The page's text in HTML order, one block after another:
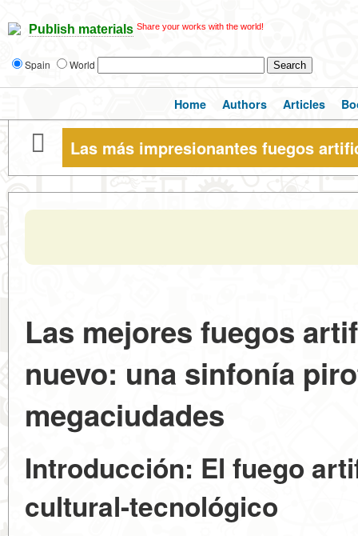
Publish materials Share your works with the world!
Spain World
Home Authors Articles
Las más impresionantes fuegos
Las mejores fuegos
nuevo: una sinfonía
megaciudades
Introducción: El fuego
cultural-tecnológico